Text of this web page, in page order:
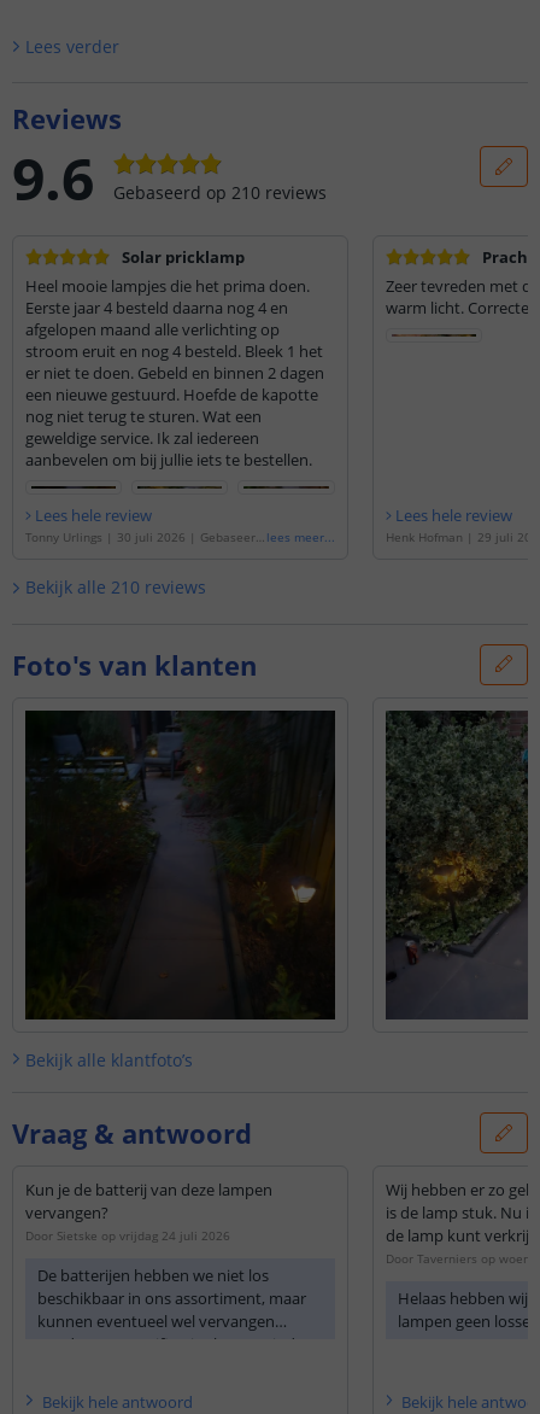
Lees verder
Reviews
9.6 Gebaseerd op 210 reviews
Solar pricklamp
Heel mooie lampjes die het prima doen.
Eerste jaar 4 besteld daarna nog 4 en
afgelopen maand alle verlichting op
stroom eruit en nog 4 besteld. Bleek 1 het
er niet te doen. Gebeld en binnen 2 dagen
een nieuwe gestuurd. Hoefde de kapotte
nog niet terug te sturen. Wat een
geweldige service. Ik zal iedereen
aanbevelen om bij jullie iets te bestellen.
Lees hele review
Tonny Urlings | 30 juli 2026 | Gebaseerd lees meer...
Zeer tevreden met
warm licht. Correcte
Lees hele review
Henk Hofman | 29 juli
Bekijk alle 210 reviews
Foto's van klanten
Bekijk alle klantfoto’s
Vraag & antwoord
Kun je de batterij van deze lampen
vervangen?
Door Sietske op vrijdag 24 juli 2026
De batterijen hebben we niet los
beschikbaar in ons assortiment, maar
kunnen eventueel wel vervangen
worden. De specificaties kunt u vinden
Bekijk hele antwoord
Wij hebben er zo
is de lamp stuk. Nu
de lamp kunt
Door Taverniers op
Helaas hebben wij
lampen geen losse
Bekijk hele